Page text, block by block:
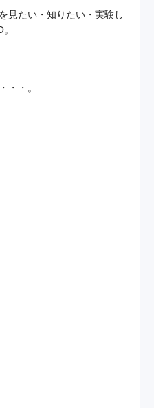
見たい・知りたい・実験し
・・。